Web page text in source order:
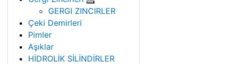
GERGI ZINCIRLER
Çeki Demirleri
Pimler
Aşıklar
HİDROLİK SİLİNDİRLER